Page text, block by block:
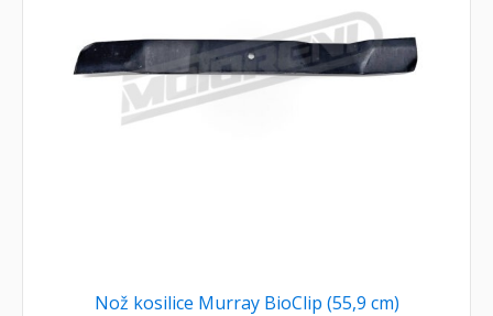
Nož kosilice Murray BioClip (55,9 cm)